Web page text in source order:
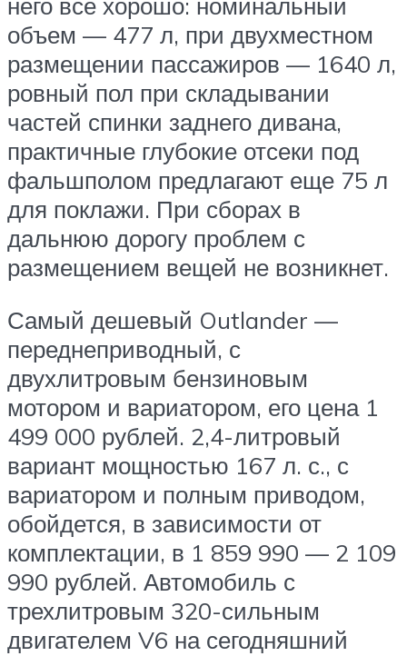
объем — 477 л, при двухместном
размещении пассажиров — 1640 л,
ровный пол при складывании
частей спинки заднего дивана,
практичные глубокие отсеки под
фальшполом предлагают еще 75 л
для поклажи. При сборах в
дальнюю дорогу проблем с
размещением вещей не возникнет.
Самый дешевый Outlander —
переднеприводный, с
двухлитровым бензиновым
мотором и вариатором, его цена 1
499 000 рублей. 2,4-литровый
вариант мощностью 167 л. с., с
вариатором и полным приводом,
обойдется, в зависимости от
комплектации, в 1 859 990 — 2 109
990 рублей. Автомобиль с
трехлитровым 320-сильным
двигателем V6 на сегодняшний